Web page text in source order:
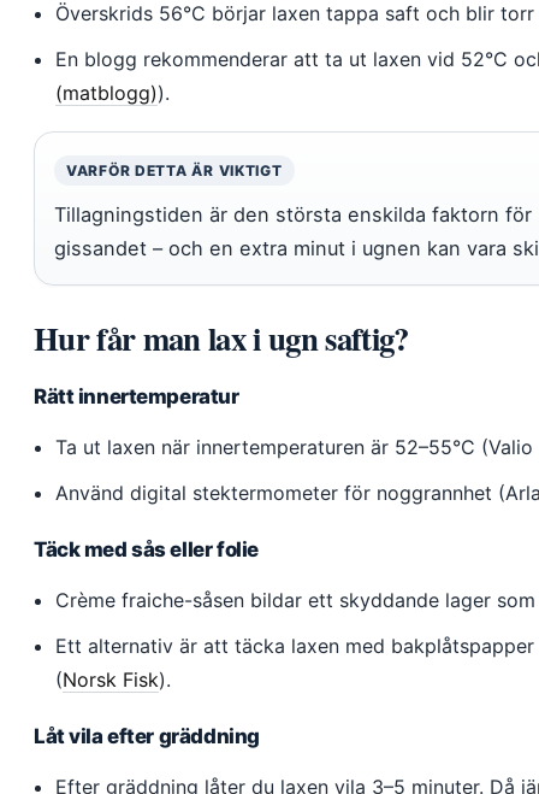
Överskrids 56°C börjar laxen tappa saft och blir torr
En blogg rekommenderar att ta ut laxen vid 52°C
(matblogg)).
VARFÖR DETTA ÄR VIKTIGT
Tillagningstiden är den största enskilda faktorn
gissandet – och en extra minut i ugnen kan vara
Hur får man lax i ugn saftig?
Rätt innertemperatur
Ta ut laxen när innertemperaturen är 52–55°C (Valio
Använd digital stektermometer för noggrannhet
Täck med sås eller folie
Crème fraiche-såsen bildar ett skyddande lager
Ett alternativ är att täcka laxen med
(Norsk Fisk).
Låt vila efter gräddning
Efter gräddning låter du laxen vila 3–5 minuter. Då